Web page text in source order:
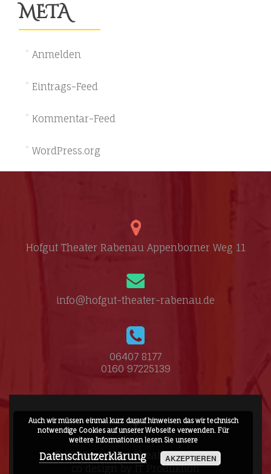
META
Anmelden
Eintrags-Feed
Kommentar-Feed
WordPress.org
Hofgut Theater Rabenau Appenborner Weg 11
info@hofgut-theater-rabenau.de
06407 8177
0160 97225139
Facebook-
Link
© 2026 - Hofgut Theater Rabenau
IT Produktion
Auch wir müssen einmal kurz darauf hinweisen das wir technisch
notwendige Cookies auf unserer Webseite verwenden. Für
weitere Informationen lesen Sie unsere
Datenschutzerklärung AKZEPTIEREN